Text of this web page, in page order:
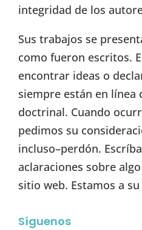
integridad de los
Sus trabajos se
como fueron escritos.
encontrar ideas o
siempre están en línea
doctrinal. Cuando
pedimos su
incluso–perdón.
aclaraciones sobre
sitio web. Estamos a
Síguenos